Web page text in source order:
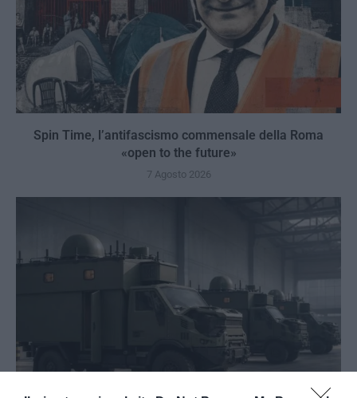
Spin Time, l’antifascismo commensale della Roma
«open to the future»
7 Agosto 2026